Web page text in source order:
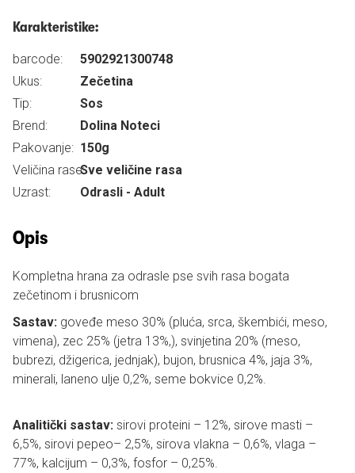
Karakteristike:
barcode:
5902921300748
Ukus:
Zečetina
Tip:
Sos
Brend:
Dolina Noteci
Pakovanje: 150g
Veličina rase:Sve veličine rasa
Uzrast:
Odrasli - Adult
Opis
Kompletna hrana za odrasle pse svih rasa bogata
zečetinom i brusnicom
Sastav: goveđe meso 30% (pluća, srca, škembići, meso,
vimena), zec 25% (jetra 13%,), svinjetina 20% (meso,
bubrezi, džigerica, jednjak), bujon, brusnica 4%, jaja 3%,
minerali, laneno ulje 0,2%, seme bokvice 0,2%.
Analitički sastav: sirovi proteini – 12%, sirove masti –
6,5%, sirovi pepeo– 2,5%, sirova vlakna – 0,6%, vlaga –
77%, kalcijum – 0,3%, fosfor – 0,25%.